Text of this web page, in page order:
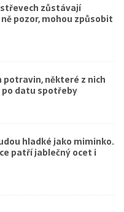
zůstávají
pozor, mohou způsobit
potravin, některé z nich
datu spotřeby
hladké jako miminko.
patří jablečný ocet i